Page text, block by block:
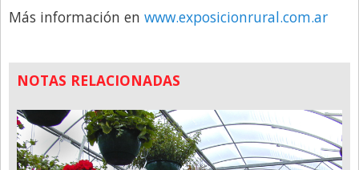
Más información en www.exposicionrural.com.ar
NOTAS RELACIONADAS